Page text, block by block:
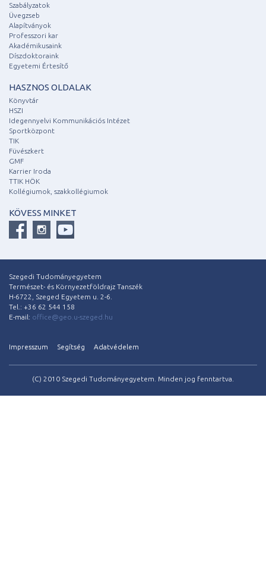
Szabályzatok
Üvegzseb
Alapítványok
Professzori kar
Akadémikusaink
Díszdoktoraink
Egyetemi Értesítő
HASZNOS OLDALAK
Könyvtár
HSZI
Idegennyelvi Kommunikációs Intézet
Sportközpont
TIK
Füvészkert
GMF
Karrier Iroda
TTIK HÖK
Kollégiumok, szakkollégiumok
KÖVESS MINKET
Szegedi Tudományegyetem
Természet- és Környezetföldrajz Tanszék
H-6722, Szeged Egyetem u. 2-6.
Tel.: +36 62 544 158
E-mail: office@geo.u-szeged.hu
Impresszum Segítség Adatvédelem
(C) 2010 Szegedi Tudományegyetem. Minden jog fenntartva.